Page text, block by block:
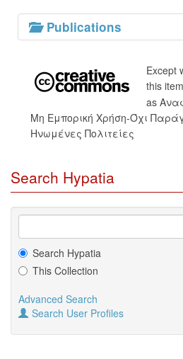
Publications
Except
this
as
Μη Εμπορική Χρήση-Όχι
Ηνωμένες Πολιτείες
Search Hypatia
Search Hypatia
This Collection
Advanced Search
Search User Profiles